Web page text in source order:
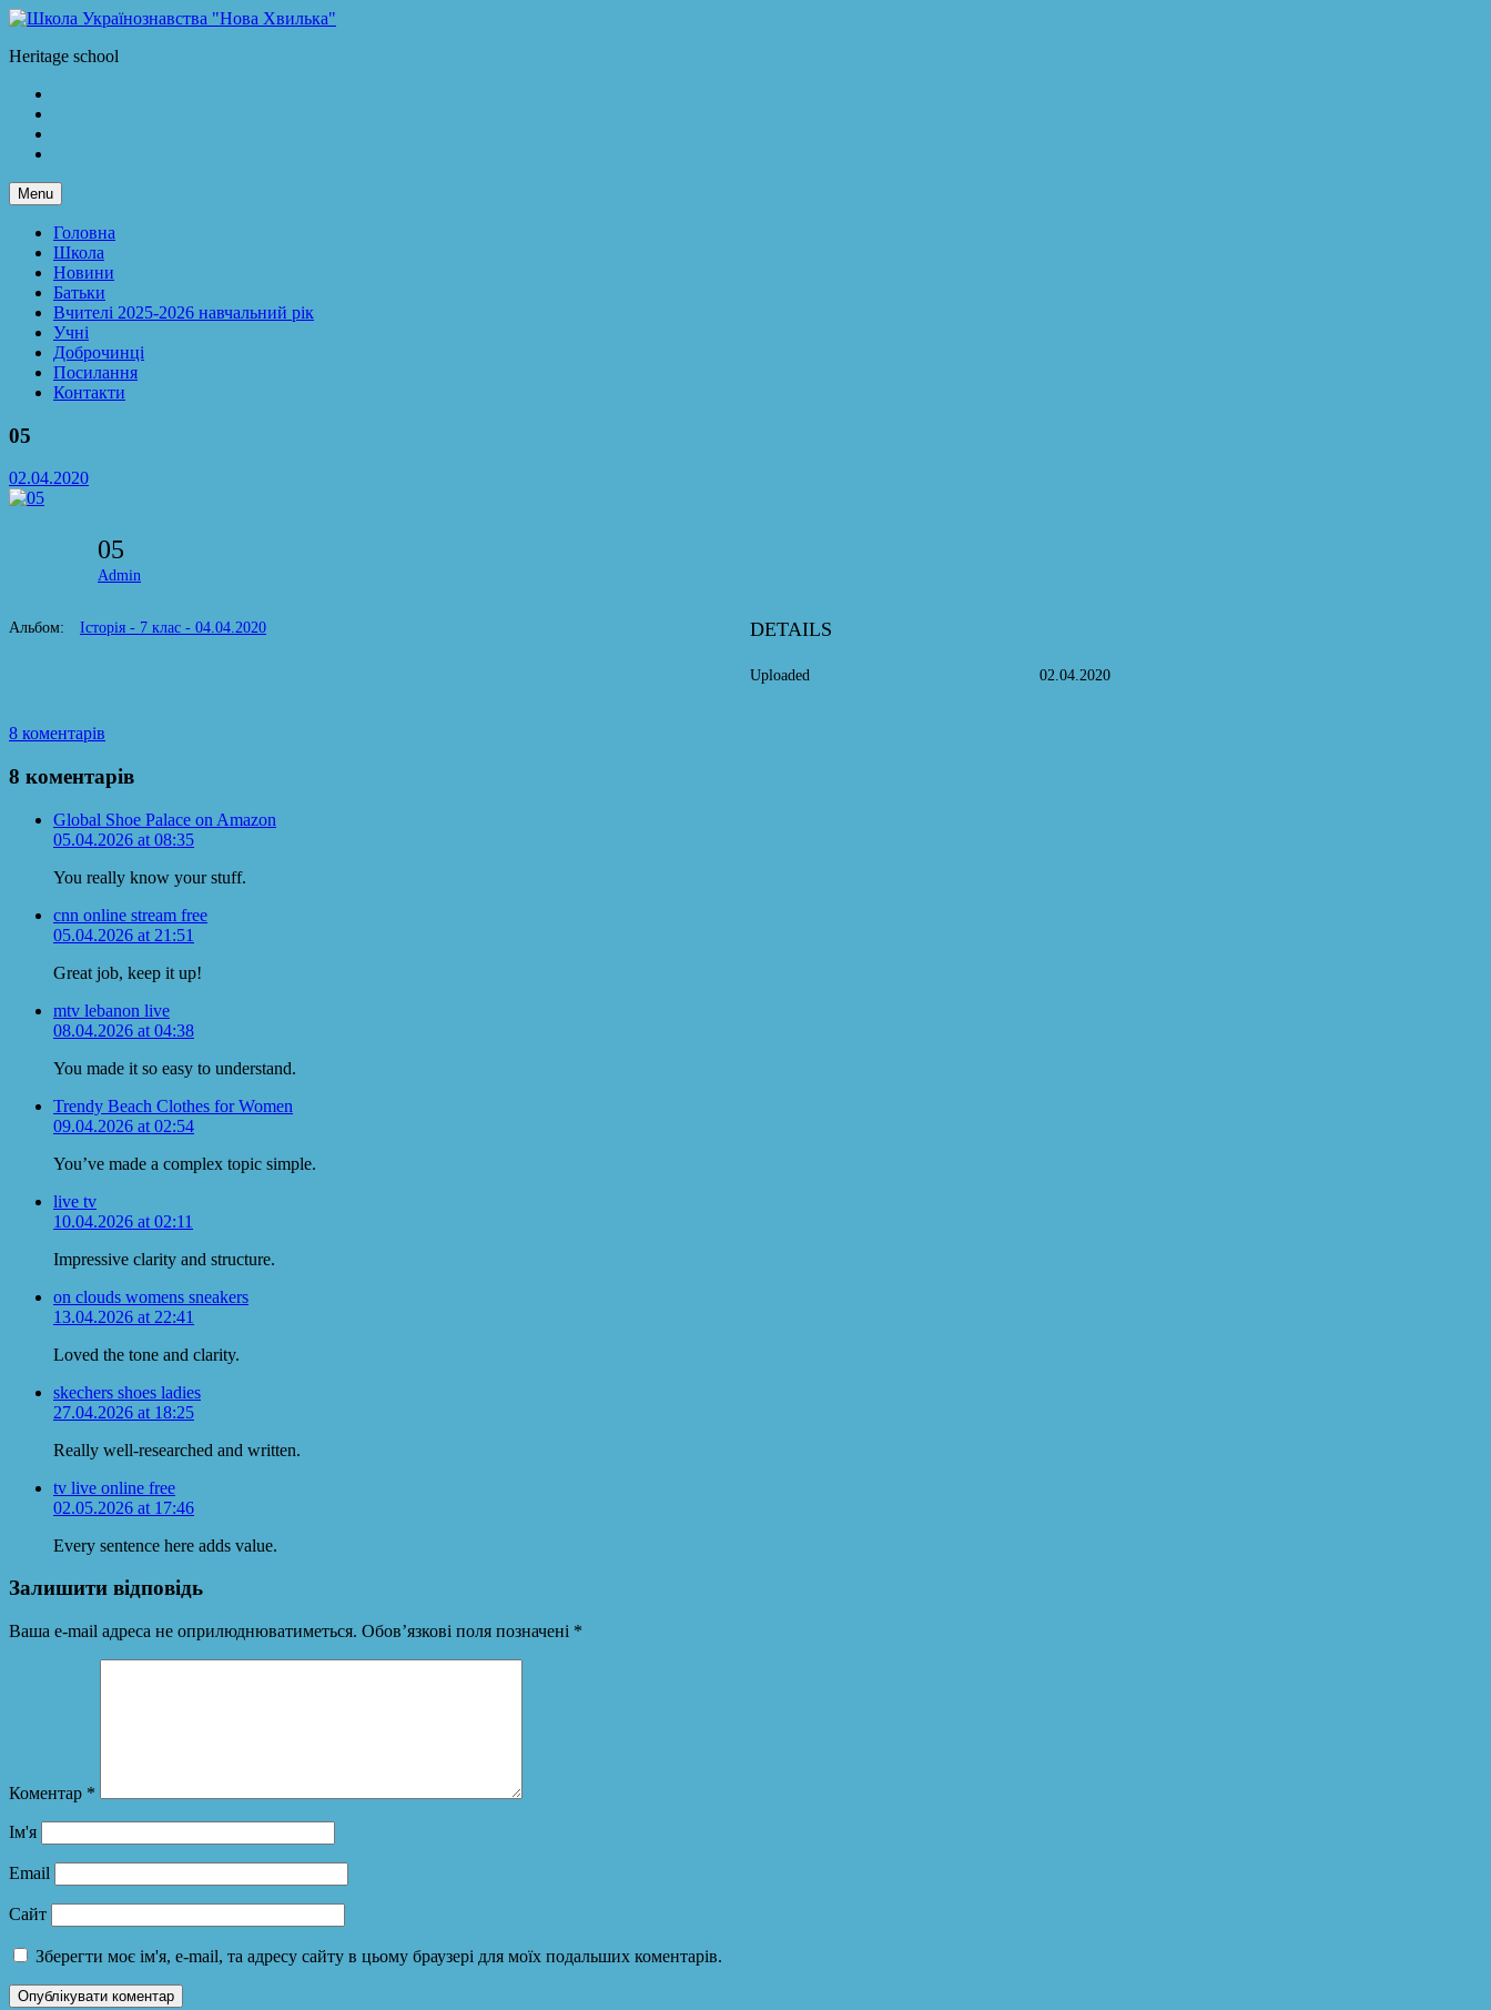
Skip
content
Школа Українознавства "Нова Хвилька"
Heritage school
Menu
Головна
Школа
Новини
Батьки
Вчителі 2025-2026 навчальний рік
Учні
Доброчинці
Посилання
Контакти
05
02.04.2020
05
Admin
Альбом: Історія - 7 клас - 04.04.2020 DETAILS
Uploaded 02.04.2020
8 коментарів
8 коментарів
Global Shoe Palace on Amazon
05.04.2026 at 08:35
You really know your stuff.
cnn online stream free
05.04.2026 at 21:51
Great job, keep it up!
mtv lebanon live
08.04.2026 at 04:38
You made it so easy to understand.
Trendy Beach Clothes for Women
09.04.2026 at 02:54
You’ve made a complex topic simple.
live tv
10.04.2026 at 02:11
Impressive clarity and structure.
on clouds womens sneakers
13.04.2026 at 22:41
Loved the tone and clarity.
skechers shoes ladies
27.04.2026 at 18:25
Really well-researched and written.
tv live online free
02.05.2026 at 17:46
Every sentence here adds value.
Залишити відповідь
Ваша e-mail адреса не оприлюднюватиметься. Обов’язкові поля позначені *
Коментар *
Ім'я
Email
Сайт
Зберегти моє ім'я, e-mail, та адресу сайту в цьому браузері для моїх подальших коментарів.